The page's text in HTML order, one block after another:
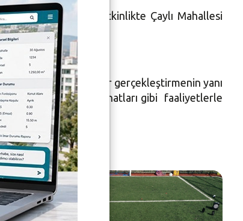
kullanılan etkinlikte Çaylı Mahallesi
ve öğretici etkinlikler gerçekleştirmenin yanı
karagöz yapımı, el sanatları gibi faaliyetlerle